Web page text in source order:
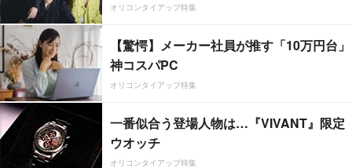
オリコンタイアップ特集
【驚愕】メーカー社員が推す「10万円台」
神コスパPC
オリコンタイアップ特集
一番似合う登場人物は…『VIVANT』限定
ウオッチ
オリコンタイアップ特集